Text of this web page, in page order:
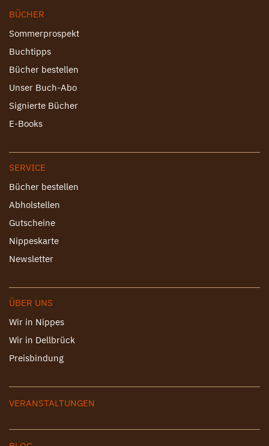
BÜCHER
Sommerprospekt
Buchtipps
Bücher bestellen
Unser Buch-Abo
Signierte Bücher
E-Books
SERVICE
Bücher bestellen
Abholstellen
Gutscheine
Nippeskarte
Newsletter
ÜBER UNS
Wir in Nippes
Wir in Dellbrück
Preisbindung
VERANSTALTUNGEN